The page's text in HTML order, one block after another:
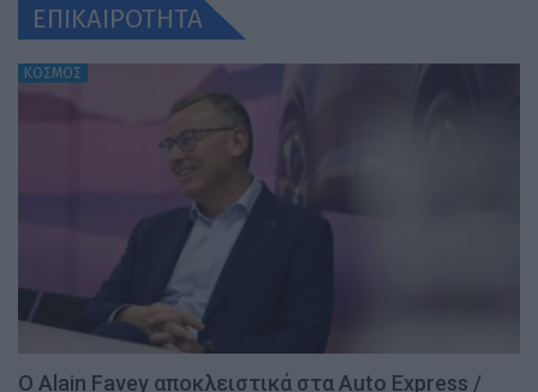
ΕΠΙΚΑΙΡΟΤΗΤΑ
ΚΟΣΜΟΣ
Ο Alain Favey αποκλειστικά στα Auto Express /